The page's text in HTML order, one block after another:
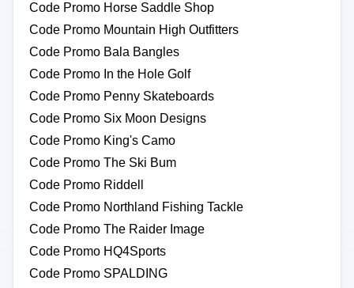
Code Promo Horse Saddle Shop
Code Promo Mountain High Outfitters
Code Promo Bala Bangles
Code Promo In the Hole Golf
Code Promo Penny Skateboards
Code Promo Six Moon Designs
Code Promo King's Camo
Code Promo The Ski Bum
Code Promo Riddell
Code Promo Northland Fishing Tackle
Code Promo The Raider Image
Code Promo HQ4Sports
Code Promo SPALDING